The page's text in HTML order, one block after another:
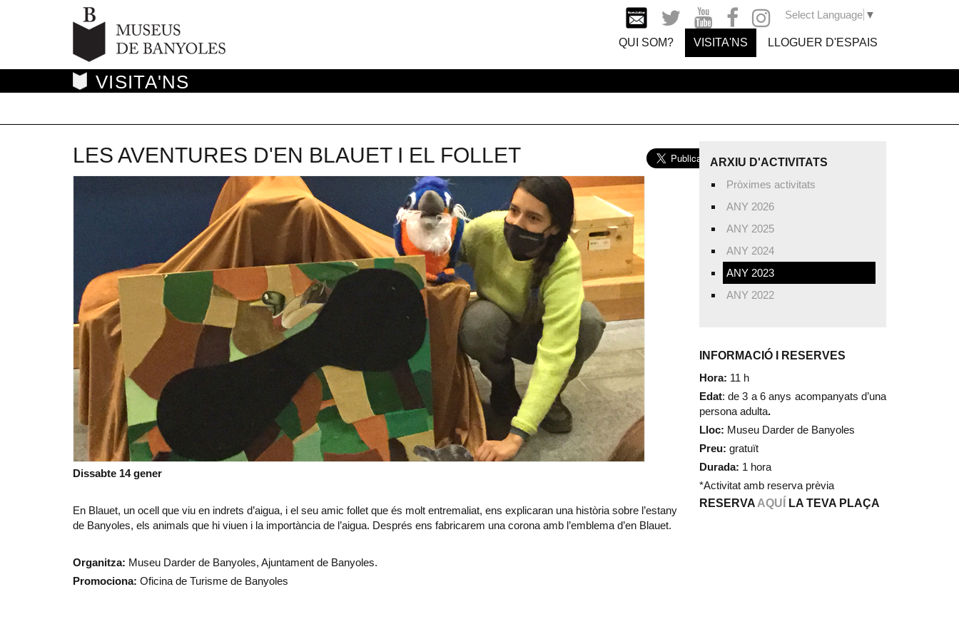
Select Language ▼
QUI SOM? VISITA'NS LLOGUER D'ESPAIS
VISITA'NS
LES AVENTURES D'EN BLAUET I EL FOLLET
Dissabte 14 gener
En Blauet, un ocell que viu en indrets d’aigua, i el seu amic follet que és molt entremaliat, ens explicaran una història sobre l’estany
de Banyoles, els animals que hi viuen i la importància de l’aigua. Després ens fabricarem una corona amb l’emblema d’en Blauet.
Organitza: Museu Darder de Banyoles, Ajuntament de Banyoles.
Promociona: Oficina de Turisme de Banyoles
ARXIU D'ACTIVITATS
Pròximes activitats
ANY 2026
ANY 2025
ANY 2024
ANY 2023
ANY 2022
INFORMACIÓ I RESERVES
Hora: 11 h
Edat: de 3 a 6 anys acompanyats d’una
persona adulta.
Lloc: Museu Darder de Banyoles
Preu: gratuït
Durada: 1 hora
*Activitat amb reserva prèvia
RESERVA AQUÍ LA TEVA PLAÇA